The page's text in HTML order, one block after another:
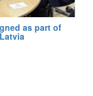
Бюро по
оценки
as part of